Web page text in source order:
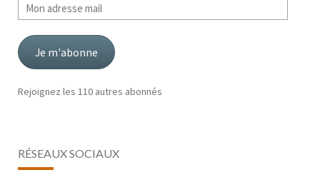
Mon
adresse
mail
Je m'abonne
Rejoignez les 110 autres abonnés
RÉSEAUX SOCIAUX